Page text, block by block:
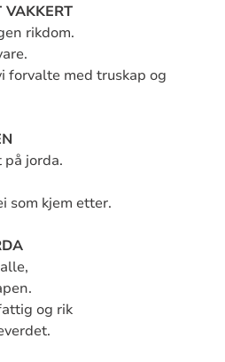
VAKKERT
rikdom.
forvalte med truskap og
jorda.
som kjem etter.
og rik